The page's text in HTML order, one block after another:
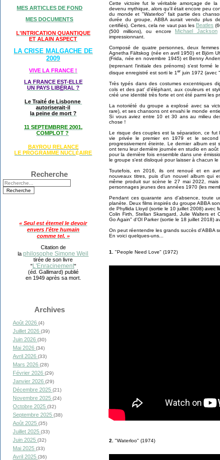
MES ARTICLES DE FOND
MES DOCUMENTS
L'INTRICATION QUANTIQUE
ET ALAIN ASPECT
LA CRISE MALGACHE DE
2009
VIVE LA FRANCE !
LA FRANCE EST-ELLE
UN PAYS LIBÉRAL ?
Le Traité de Lisbonne
autoriserait-il
la peine de mort ?
11 SEPTEMBRRE 2001,
COMPLOT ?
BAYROU RELANCE
LE PROGRAMME NUCLÉAIRE
Recherche
« Seul est éternel le devoir
envers l'être humain
comme tel. »
Citation de
laphilosophe Simone Weil
tirée de son livre
"L'Enracinement"
(éd. Gallimard) publié
en 1949 après sa mort.
Archives
Août 2026 (4)
Juillet 2026 (39)
Juin 2026 (30)
Mai 2026 (34)
Avril 2026 (33)
Mars 2026 (28)
Février 2026 (29)
Janvier 2026 (29)
Décembre 2025 (21)
Novembre 2025 (24)
Octobre 2025 (32)
Septembre 2025 (38)
Août 2025 (35)
Juillet 2025 (33)
Juin 2025 (32)
Mai 2025 (33)
Avril 2025 (36)
Cette victoire fut le véritable amorçage de
devenu mythique, alors qu'il était encore peu
du monde et "Waterloo" fait partie des
durée du groupe, ABBA aurait vendu plus
certifiés). Certes, cela ne vaut pas les Beatles
(500 millions), ou encore Michael Jackson
impressionnant.
Composé de quatre personnes, deux
Agnetha Fältskog (née en avril 1950) et Björn
(Frida, née en novembre 1945) et Benny
(reprenant l'initiale des prénoms) s'est formé
disque enregistré est sorti le 1 er juin 1972 (avec
Très typés dans des costumes excentriques
cols et des pat' d'éléphant, aux couleurs et
créé une identité très forte et ont été parmi les
La notoriété du groupe a explosé avec sa
rare), et ses chansons ont envahi le monde
Si vous aviez entre 10 et 30 ans au milieu
chose !
Le risque des couples est la séparation, ce
vie privée le premier en 1979 et le
progressivement éteinte. Le dernier album
ont tenu leur dernière journée en studio en
pour la dernière fois ensemble dans une
le groupe s'est disloqué pour laisser à chacun
Toutefois, en 2016, ils ont renoué et en
nouveaux titres, puis d'un nouvel album qui
même produit sur scène le 27 mai 2022,
personnages jeunes des années 1970 (les
Pendant ces quarante ans d'absence, toute
planète. Deux films inspirés du groupe ABBA
de Phyllida Lloyd (sortie le 10 juillet 2008) avec
Colin Firth, Stellan Skarsgard, Julie Walters et
Go Again" d'Ol Parker (sortie le 18 juillet 2018)
On peut réentendre les grands succès d'ABBA
En voici quelques-uns...
1. "People Need Love" (1972)
2. "Waterloo" (1974)